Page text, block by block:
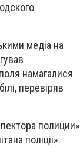
медіа на
намагалися
перевіряв
полиции»
поліції».